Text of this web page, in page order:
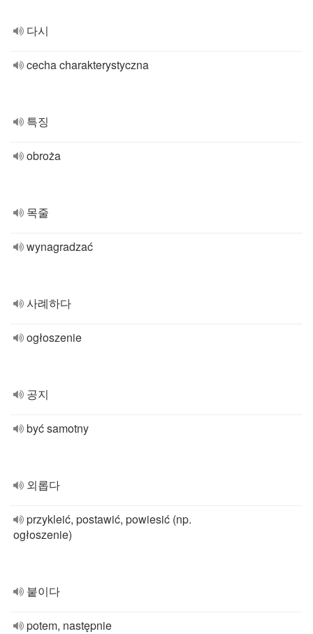
다시
cecha charakterystyczna
특징
obroża
목줄
wynagradzać
사례하다
ogłoszenie
공지
być samotny
외롭다
przykleić, postawić, powiesić (np.
ogłoszenie)
붙이다
potem, następnie